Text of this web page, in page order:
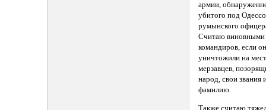
армии,
убитого под
румынского
Считаю виновными
командиров, если
уничтожили на
мерзавцев,
народ, свои звания
фамилию.
Также считаю